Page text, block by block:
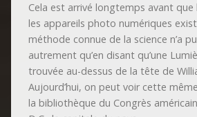
Cela est arrivé longtemps avant
les appareils photo numériques
méthode connue de la science n’a
autrement qu’en disant qu’une
trouvée au-dessus de la tête de
Aujourd’hui, on peut voir cette
la bibliothèque du Congrès